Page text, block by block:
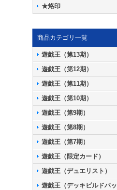
★烙印
商品カテゴリ一覧
遊戯王（第13期）
遊戯王（第12期）
遊戯王（第11期）
遊戯王（第10期）
遊戯王（第9期）
遊戯王（第8期）
遊戯王（第7期）
遊戯王（限定カード）
遊戯王（デュエリスト）
遊戯王（デッキビルドパッ